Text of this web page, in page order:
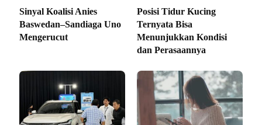
Sinyal Koalisi Anies
Baswedan–Sandiaga Uno
Mengerucut
Posisi Tidur Kucing
Ternyata Bisa
Menunjukkan Kondisi
dan Perasaannya